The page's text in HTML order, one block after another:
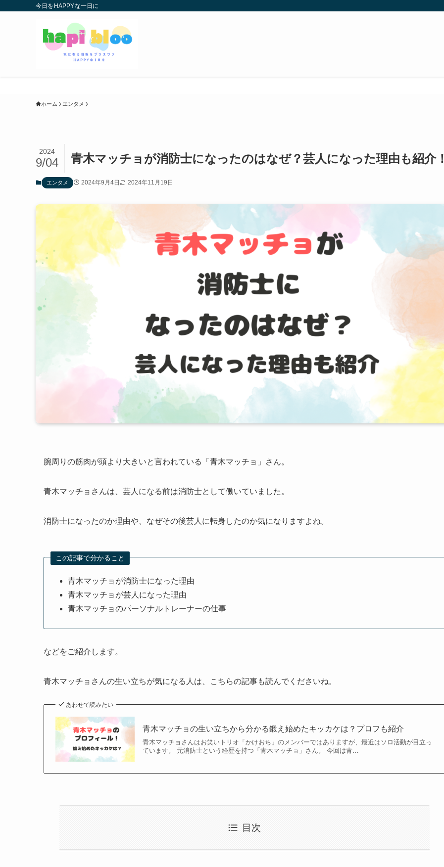
今日をHAPPYな一日に
ホーム エンタメ
青木マッチョが消防士になったのはなぜ？芸人になった理由も紹介！
2024
9/04
エンタメ 2024年9月4日 2024年11月19日
腕周りの筋肉が頭より大きいと言われている「青木マッチョ」さん。
青木マッチョさんは、芸人になる前は消防士として働いていました。
消防士になったのか理由や、なぜその後芸人に転身したのか気になりますよね。
この記事で分かること
青木マッチョが消防士になった理由
青木マッチョが芸人になった理由
青木マッチョのパーソナルトレーナーの仕事
などをご紹介します。
青木マッチョさんの生い立ちが気になる人は、こちらの記事も読んでくださいね。
あわせて読みたい
青木マッチョの生い立ちから分かる鍛え始めたキッカケは？プロフも紹介
青木マッチョさんはお笑いトリオ「かけおち」のメンバーではありますが、最近はソロ活動が目立っ
ています。 元消防士という経歴を持つ「青木マッチョ」さん。 今回は青…
目次